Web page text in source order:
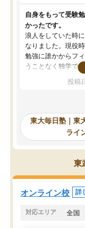
自身をもって受験
かったです。
浪人をしていた時
なりました。現役
勉強に誰かからフ
うことなく独学で
入試本番に地歴の
合格となってしま
東大毎日塾にたど
の長期計画や日々
いて客観的なアド
ので、自信をもっ
ことができました
のやり方や進捗管
には特におすすめ
投稿
東大毎日塾｜東
ライ
東
オンライン校 詳
対応エリア 全国